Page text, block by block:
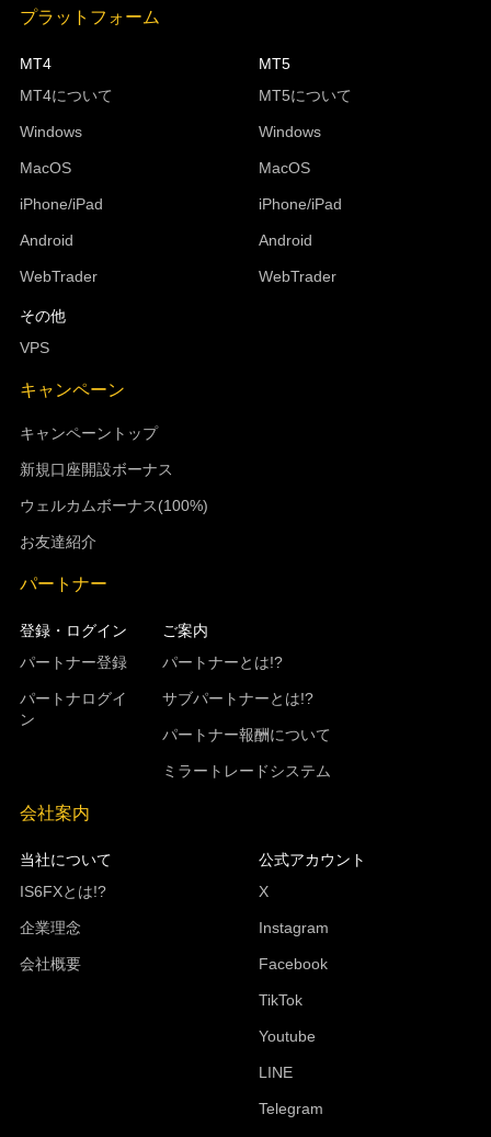
プラットフォーム
MT4
MT4について
Windows
MacOS
iPhone/iPad
Android
WebTrader
MT5
MT5について
Windows
MacOS
iPhone/iPad
Android
WebTrader
その他
VPS
キャンペーン
キャンペーントップ
新規口座開設ボーナス
ウェルカムボーナス(100%)
お友達紹介
パートナー
登録・ログイン
パートナー登録
パートナログイ
ン
ご案内
パートナーとは!?
サブパートナーとは!?
パートナー報酬について
ミラートレードシステム
会社案内
当社について
IS6FXとは!?
企業理念
会社概要
公式アカウント
X
Instagram
Facebook
TikTok
Youtube
LINE
Telegram